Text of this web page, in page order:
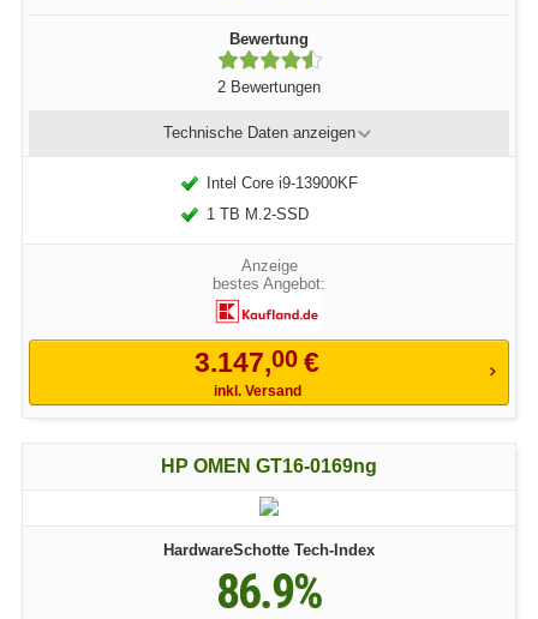
Bewertung
2 Bewertungen
Technische Daten anzeigen
Intel Core i9-13900KF
1 TB M.2-SSD
bestes Angebot:
3.147,00 €
inkl. Versand
HP OMEN GT16-0169ng
HardwareSchotte Tech-Index
86.9%